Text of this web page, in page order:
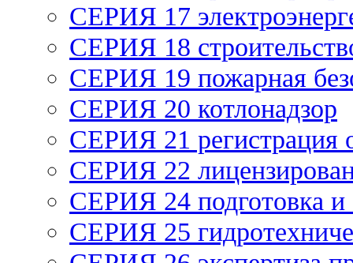
СЕРИЯ 17
СЕРИЯ 18
СЕРИЯ 19 пожарная
СЕРИЯ 20 котлонадзор
СЕРИЯ 21
СЕРИЯ 22
СЕРИЯ 24 подготовка и
СЕРИЯ 25